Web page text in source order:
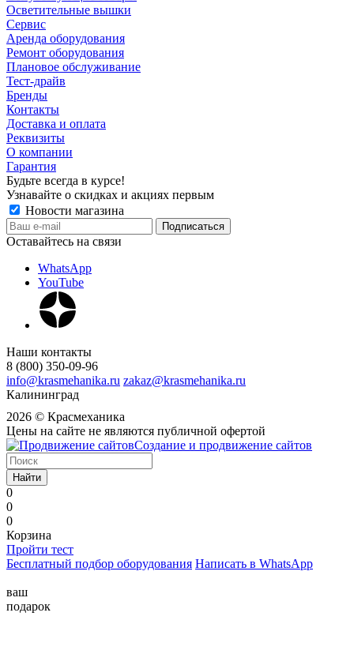
Осветительные вышки
Сервис
Аренда оборудования
Ремонт оборудования
Плановое обслуживание
Тест-драйв
Бренды
Контакты
Доставка и оплата
Реквизиты
О компании
Гарантия
Будьте всегда в курсе!
Узнавайте о скидках и акциях первым
Новости магазина
Оставайтесь на связи
WhatsApp
YouTube
Наши контакты
8 (800) 350-09-96
info@krasmehanika.ru zakaz@krasmehanika.ru
Калининград
2026 © Красмеханика
Цены на сайте не являются публичной офертой
Создание и продвижение сайтов
Найти
0
0
0
Корзина
Пройти тест
Бесплатный подбор оборудования Написать в WhatsApp
ваш
подарок